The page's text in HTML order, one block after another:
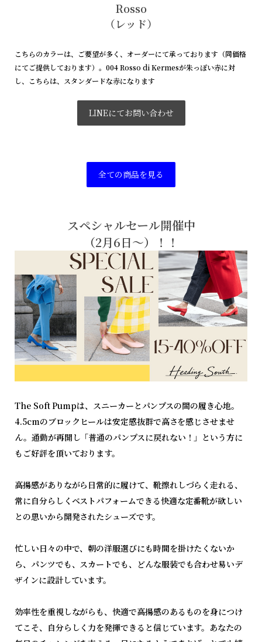
Rosso
（レッド）
こちらのカラーは、ご要望が多く、オーダーにて承っております（同価格
にてご提供しております）。004 Rosso di Kermesが朱っぽい赤に対
し、こちらは、スタンダードな赤になります
LINEにてお問い合わせ
全ての商品を見る
スペシャルセール開催中
（2月6日〜）！！
The Soft Pumpは、 スニーカーとパンプスの間の履き心地。
4.5cmのブロックヒールは安定感抜群で高さを感じさせませ
ん。通勤が再開し「普通のパンプスに戻れない！」という方に
もご好評を頂いております。
高揚感がありながら日常的に履けて、靴擦れしづらく走れる、
常に自分らしくベストパフォームできる快適な定番靴が欲しい
との思いから開発されたシューズです。
忙しい日々の中で、朝の洋服選びにも時間を掛けたくないか
ら、パンツでも、スカートでも、どんな服装でも合わせ易いデ
ザインに設計しています。
効率性を重視しながらも、快適で高揚感のあるものを身につけ
てこそ、自分らしく力を発揮できると信じています。あなたの